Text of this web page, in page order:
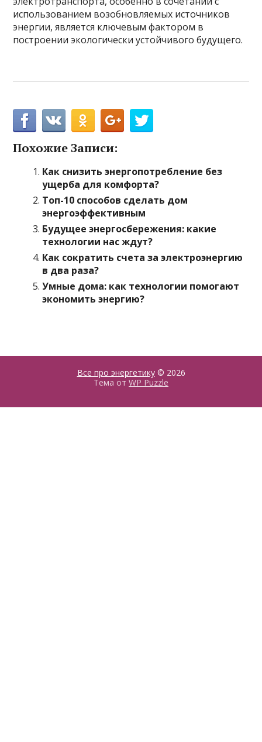
использованием возобновляемых источников
энергии, является ключевым фактором в
построении экологически устойчивого будущего.
Похожие Записи:
Как снизить энергопотребление без
ущерба для комфорта?
Топ-10 способов сделать дом
энергоэффективным
Будущее энергосбережения: какие
технологии нас ждут?
Как сократить счета за электроэнергию
в два раза?
Умные дома: как технологии помогают
экономить энергию?
Все про энергетику© 2026
Тема от WP Puzzle